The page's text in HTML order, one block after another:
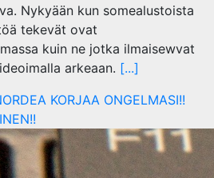
Nykyään kun somealustoista
tekevät ovat
kuin ne jotka ilmaisewvat
arkeaan. [...]
KORJAA ONGELMASI!!